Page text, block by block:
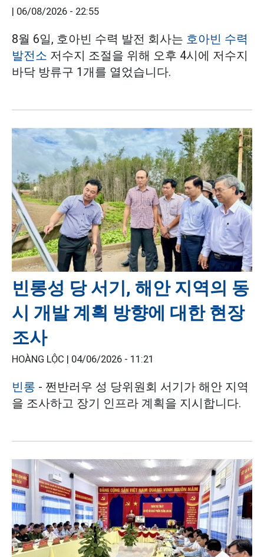
| 06/08/2026 - 22:55
8월 6일, 호아빈 수력 발전 회사는 호아빈 수력
발전소 저수지 조절을 위해 오후 4시에 저수지
바닥 방류구 1개를 열었습니다.
빈롱성 당 서기, 해안 지역의 동
시 개발 계획 방향에 대한 현장
조사
HOÀNG LỘC | 04/06/2026 - 11:21
빈롱 - 쩐반러우 성 당위원회 서기가 해안 지역
을 조사하고 장기 인프라 계획을 지시합니다.